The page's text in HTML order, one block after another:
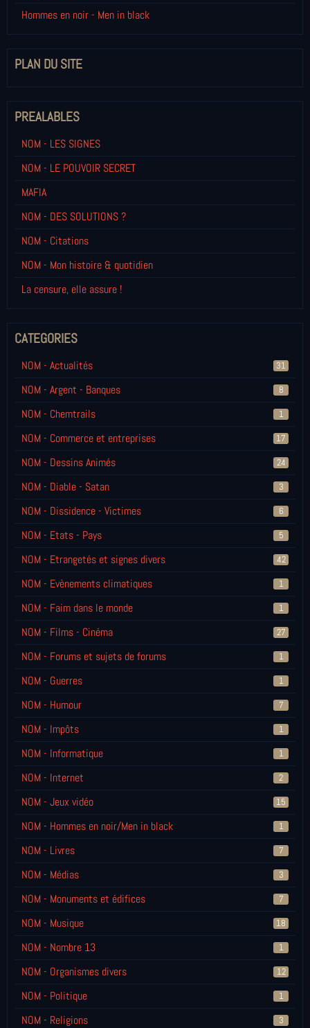
Hommes en noir - Men in black
PLAN DU SITE
PREALABLES
NOM - LES SIGNES
NOM - LE POUVOIR SECRET
MAFIA
NOM - DES SOLUTIONS ?
NOM - Citations
NOM - Mon histoire & quotidien
La censure, elle assure !
CATEGORIES
NOM - Actualités 31
NOM - Argent - Banques 8
NOM - Chemtrails 1
NOM - Commerce et entreprises 17
NOM - Dessins Animés 24
NOM - Diable - Satan 3
NOM - Dissidence - Victimes 6
NOM - Etats - Pays 5
NOM - Etrangetés et signes divers 42
NOM - Evènements climatiques 1
NOM - Faim dans le monde 1
NOM - Films - Cinéma 27
NOM - Forums et sujets de forums 1
NOM - Guerres 1
NOM - Humour 7
NOM - Impôts 1
NOM - Informatique 1
NOM - Internet 2
NOM - Jeux vidéo 15
NOM - Hommes en noir/Men in black 1
NOM - Livres 7
NOM - Médias 3
NOM - Monuments et édifices 7
NOM - Musique 18
NOM - Nombre 13 1
NOM - Organismes divers 12
NOM - Politique 1
NOM - Religions 3